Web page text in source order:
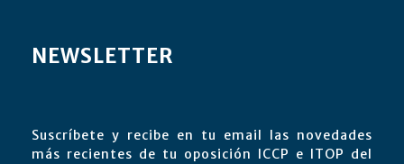
NEWSLETTER
Suscríbete y recibe en tu email las novedades
más recientes de tu oposición ICCP e ITOP del